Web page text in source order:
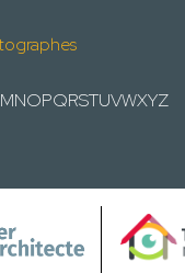
MNOPQRSTUVWXYZ